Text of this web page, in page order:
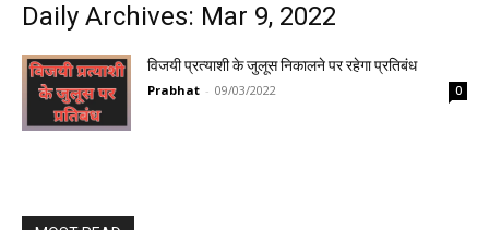
Daily Archives: Mar 9, 2022
विजयी प्रत्याशी के जुलूस निकालने पर रहेगा प्रतिबंध
Prabhat - 09/03/2022 0